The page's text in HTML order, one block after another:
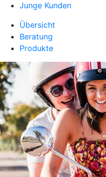
Junge Kunden
Übersicht
Beratung
Produkte